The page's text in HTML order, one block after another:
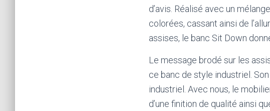
d’avis. Réalisé avec un
colorées, cassant ainsi de
assises, le banc Sit Down
Le message brodé sur les
ce banc de style industriel.
industriel. Avec nous, le
d’une finition de qualité ainsi